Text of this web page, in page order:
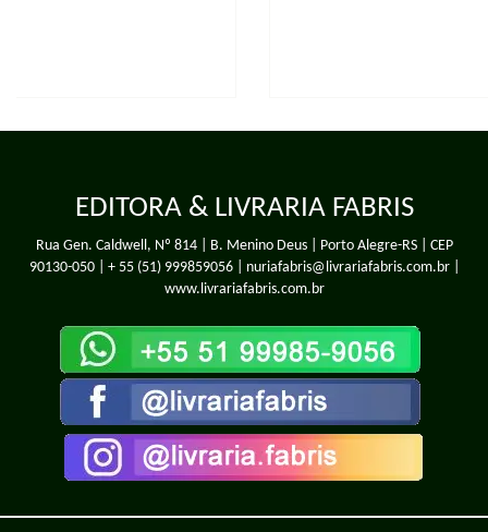
EDITORA & LIVRARIA FABRIS
Rua Gen. Caldwell, Nº 814 | B. Menino Deus | Porto Alegre-RS | CEP
90130-050 | + 55 (51) 999859056| nuriafabris@livrariafabris.com.br |
www.livrariafabris.com.br